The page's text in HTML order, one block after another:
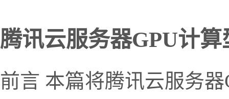
腾讯云服务器GPU计算
前言 本篇将腾讯云服务